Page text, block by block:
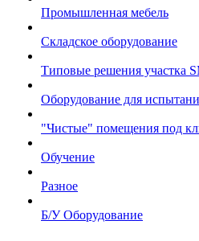
Промышленная мебель
Складское оборудование
Типовые решения участка
Оборудование для
"Чистые" помещения под
Обучение
Разное
Б/У Оборудование